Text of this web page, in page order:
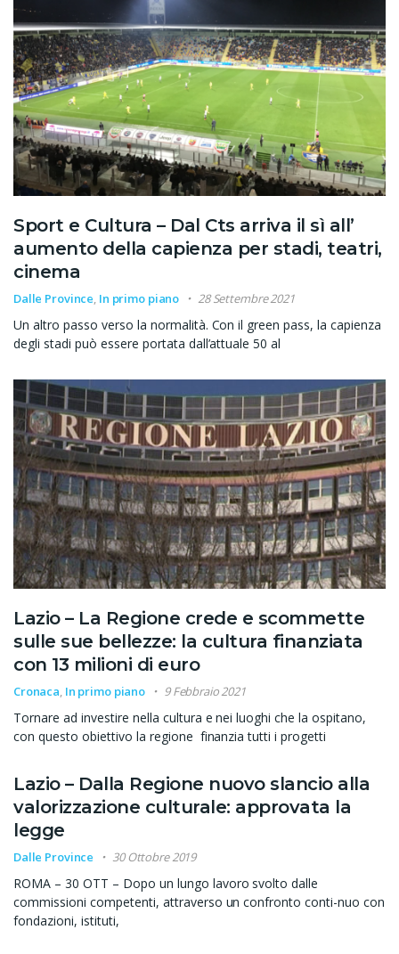
Sport e Cultura – Dal Cts arriva il sì all’
aumento della capienza per stadi, teatri,
cinema
Dalle Province, In primo piano 28 Settembre 2021
Un altro passo verso la normalità. Con il green pass, la capienza
degli stadi può essere portata dall’attuale 50 al
Lazio – La Regione crede e scommette
sulle sue bellezze: la cultura finanziata
con 13 milioni di euro
Cronaca, In primo piano 9 Febbraio 2021
Tornare ad investire nella cultura e nei luoghi che la ospitano,
con questo obiettivo la regione finanzia tutti i progetti
Lazio – Dalla Regione nuovo slancio alla
valorizzazione culturale: approvata la
legge
Dalle Province 30 Ottobre 2019
ROMA – 30 OTT – Dopo un lungo lavoro svolto dalle
commissioni competenti, attraverso un confronto conti-nuo con
fondazioni, istituti,